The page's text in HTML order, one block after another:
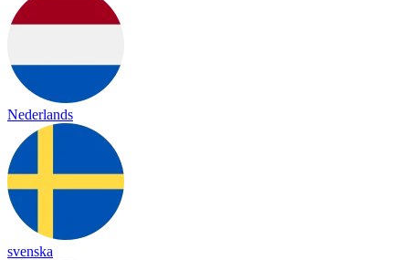
Nederlands
svenska